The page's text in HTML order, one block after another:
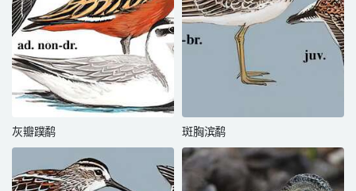
灰瓣蹼鹬 斑胸滨鹬